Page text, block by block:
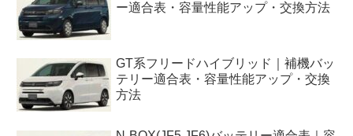
ー適合表・容量性能アップ・交換方法
GT系フリードハイブリッド｜補機バッ
テリー適合表・容量性能アップ・交換
方法